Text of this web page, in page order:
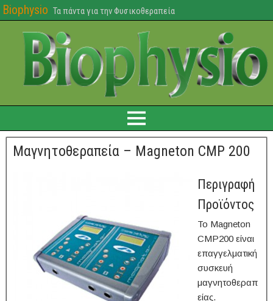
Biophysio Τα πάντα για την Φυσικοθεραπεία
Μαγνητοθεραπεία – Magneton CMP 200
Περιγραφή
Προϊόντος
Το Magneton
CMP200 είναι
επαγγελματική
συσκευή
μαγνητοθεραπ
είας.